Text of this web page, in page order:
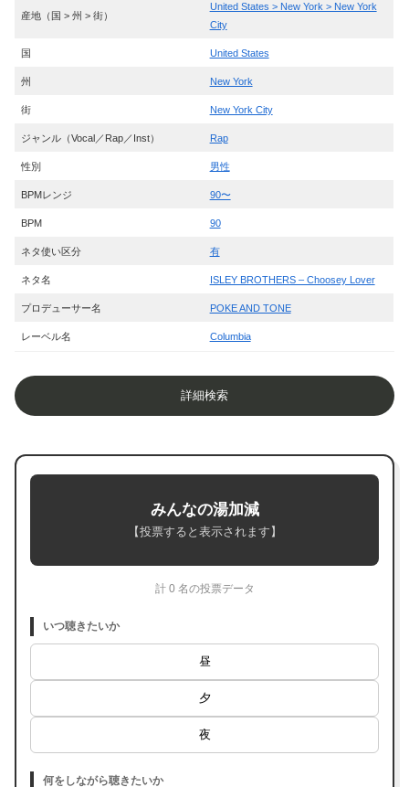
産地（国 > 州 > 街）
United States > New York > New York
City
国 United States
州 New York
街 New York City
ジャンル（Vocal／Rap／Inst） Rap
性別 男性
BPMレンジ 90〜
BPM 90
ネタ使い区分 有
ネタ名 ISLEY BROTHERS – Choosey Lover
プロデューサー名 POKE AND TONE
レーベル名 Columbia
詳細検索
みんなの湯加減
【投票すると表示されます】
計 0 名の投票データ
いつ聴きたいか
昼
夕
夜
何をしながら聴きたいか